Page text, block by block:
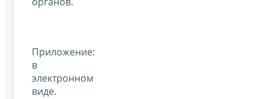
Приложение:
в
электронном
виде.